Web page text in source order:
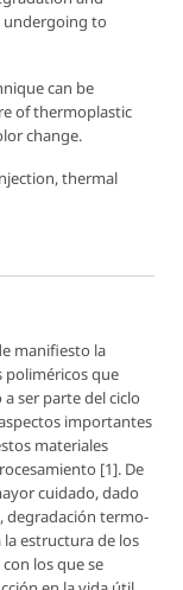
undergoing to
can be
of thermoplastic
change.
thermal
manifiesto la
poliméricos que
ser parte del ciclo
importantes
materiales
[1]. De
cuidado, dado
degradación termo-
estructura de los
los que se